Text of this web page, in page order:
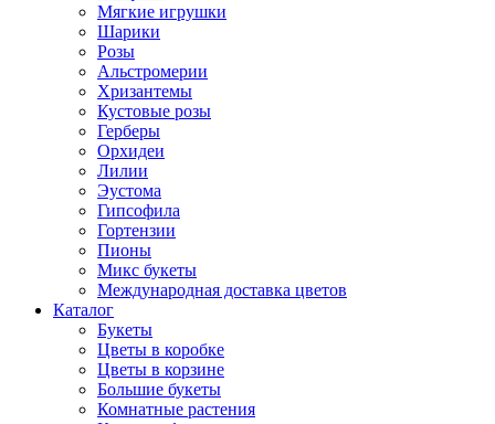
Мягкие игрушки
Шарики
Розы
Альстромерии
Хризантемы
Кустовые розы
Герберы
Орхидеи
Лилии
Эустома
Гипсофила
Гортензии
Пионы
Микс букеты
Международная доставка цветов
Каталог
Букеты
Цветы в коробке
Цветы в корзине
Большие букеты
Комнатные растения